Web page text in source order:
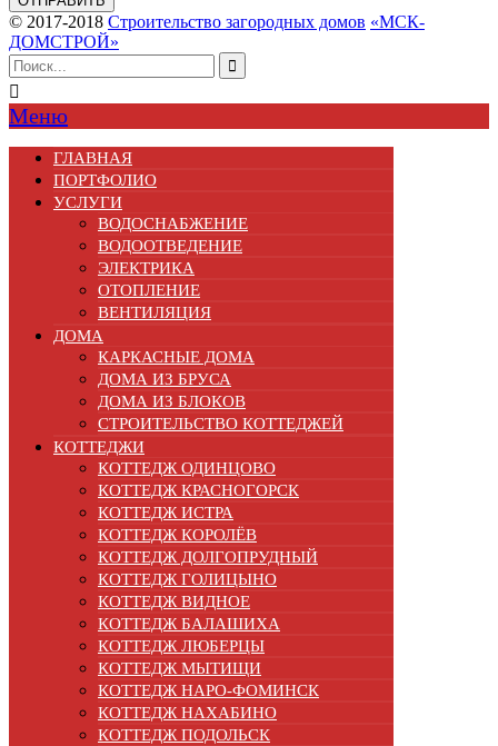
© 2017-2018 Строительство загородных домов «МСК-
ДОМСТРОЙ»


Меню
ГЛАВНАЯ
ПОРТФОЛИО
УСЛУГИ
ВОДОСНАБЖЕНИЕ
ВОДООТВЕДЕНИЕ
ЭЛЕКТРИКА
ОТОПЛЕНИЕ
ВЕНТИЛЯЦИЯ
ДОМА
КАРКАСНЫЕ ДОМА
ДОМА ИЗ БРУСА
ДОМА ИЗ БЛОКОВ
СТРОИТЕЛЬСТВО КОТТЕДЖЕЙ
КОТТЕДЖИ
КОТТЕДЖ ОДИНЦОВО
КОТТЕДЖ КРАСНОГОРСК
КОТТЕДЖ ИСТРА
КОТТЕДЖ КОРОЛЁВ
КОТТЕДЖ ДОЛГОПРУДНЫЙ
КОТТЕДЖ ГОЛИЦЫНО
КОТТЕДЖ ВИДНОЕ
КОТТЕДЖ БАЛАШИХА
КОТТЕДЖ ЛЮБЕРЦЫ
КОТТЕДЖ МЫТИЩИ
КОТТЕДЖ НАРО-ФОМИНСК
КОТТЕДЖ НАХАБИНО
КОТТЕДЖ ПОДОЛЬСК